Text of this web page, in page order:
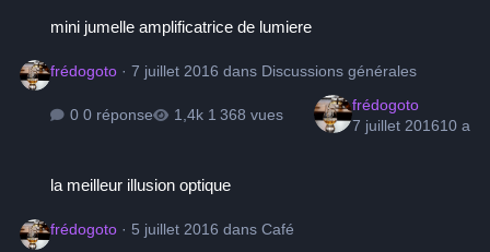
mini jumelle amplificatrice de lumiere
frédogoto ·7 juillet 2016 dans Discussions générales
0 réponse 1 368 vues
frédogoto
7 juillet 201610 a
la meilleur illusion optique
frédogoto · 5 juillet 2016 dansCafé